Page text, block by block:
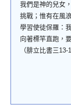
我們是神的兒女
挑戰；惟有在風
學習使徒保羅：
向著標竿直跑，
（腓立比書三13-